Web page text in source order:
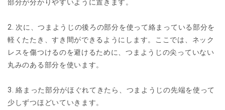
部分が分かりやすいように置きます。
2. 次に、つまようじの後ろの部分を使って絡まっている部分を
軽くたたき、すき間ができるようにします。ここでは、ネック
レスを傷つけるのを避けるために、つまようじの尖っていない
丸みのある部分を使います。
3. 絡まった部分がほぐれてきたら、つまようじの先端を使って
少しずつほどいていきます。